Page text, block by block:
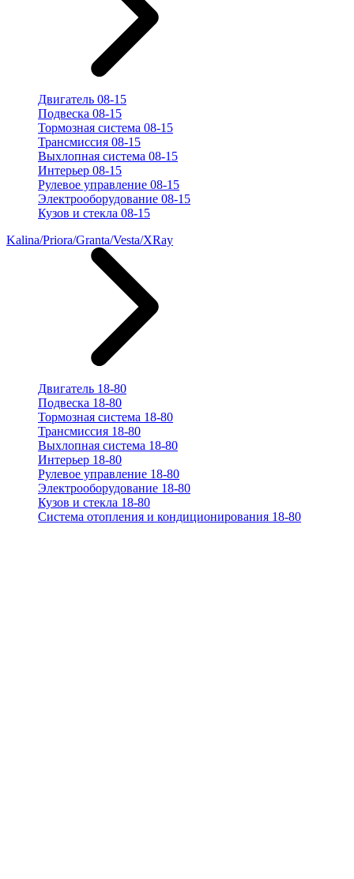
Двигатель 08-15
Подвеска 08-15
Тормозная система 08-15
Трансмиссия 08-15
Выхлопная система 08-15
Интерьер 08-15
Рулевое управление 08-15
Электрооборудование 08-15
Кузов и стекла 08-15
Kalina/Priora/Granta/Vesta/XRay
Двигатель 18-80
Подвеска 18-80
Тормозная система 18-80
Трансмиссия 18-80
Выхлопная система 18-80
Интерьер 18-80
Рулевое управление 18-80
Электрооборудование 18-80
Кузов и стекла 18-80
Система отопления и кондиционирования 18-80